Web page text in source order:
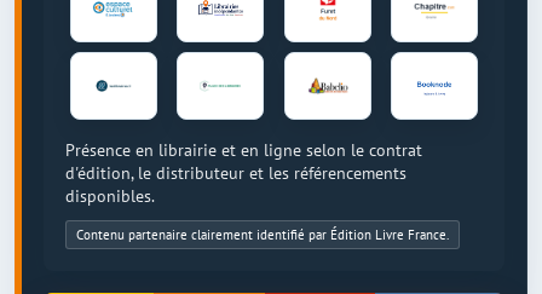
Présence en librairie et en ligne selon le contrat
d'édition, le distributeur et les référencements
disponibles.
Contenu partenaire clairement identifié par Édition Livre France.